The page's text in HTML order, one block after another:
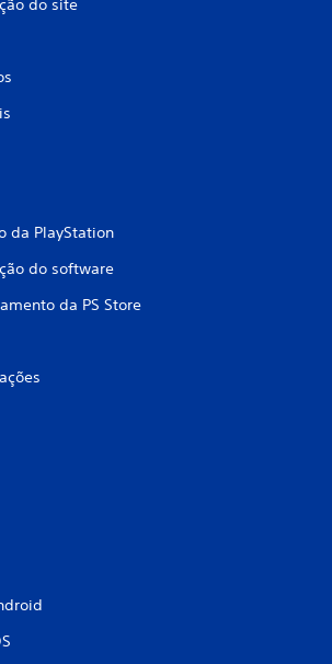
do site
da PlayStation
do software
da PS Store